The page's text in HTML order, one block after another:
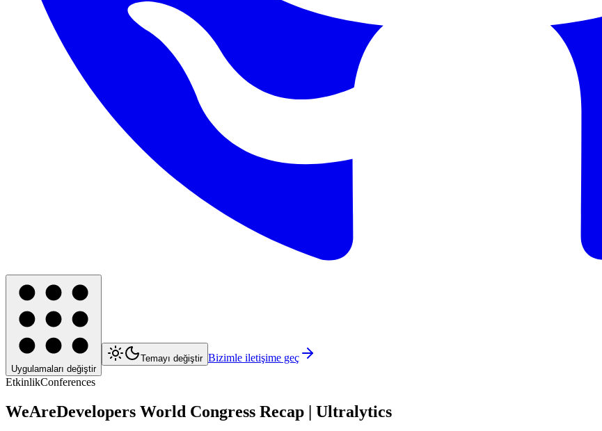
Uygulamaları değiştir
Temayı değiştir Bizimle iletişime geç
EtkinlikConferences
WeAreDevelopers World Congress Recap | Ultralytics